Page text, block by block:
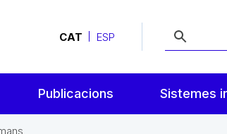
CAT ESP
Publicacions Sistemes